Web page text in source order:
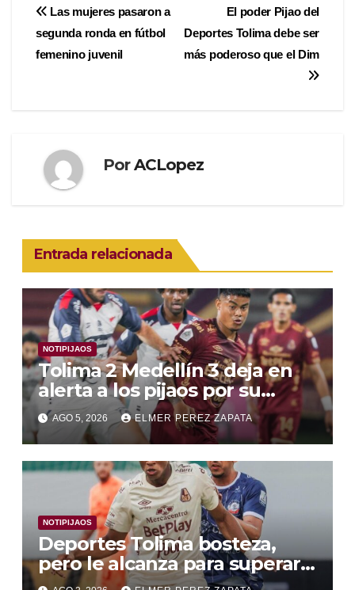
Navegación
de
El poder Pijao del
Deportes Tolima debe ser
más poderoso que el Dim
Las mujeres pasaron a
segunda ronda en fútbol
femenino juvenil
PorACLopez
Entrada relacionada
NOTIPIJAOS
Tolima 2 Medellín 3 deja en
alerta a los pijaos por su
fútbol irregular
AGO 5, 2026 ELMER PEREZ ZAPATA
NOTIPIJAOS
Deportes Tolima bosteza,
pero le alcanza para superar a
Alianza Valledupar 2 A 1